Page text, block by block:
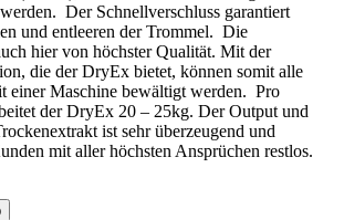
Der Schnellverschluss garantiert
und entleeren der Trommel. Die
hier von höchster Qualität. Mit der
die der DryEx bietet, können somit alle
einer Maschine bewältigt werden. Pro
der DryEx 20 – 25kg. Der Output und
ist sehr überzeugend und
mit aller höchsten Ansprüchen restlos.